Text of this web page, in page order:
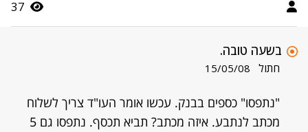
37
בשעה טובה.
חתול 15/05/08
"נתפסו" כספים בבנק. עכשו אומר העו"ד צריך לשלוח
מכתב לנתבע. איזה מכתב? תביא תכסף. נתפסו גם 5